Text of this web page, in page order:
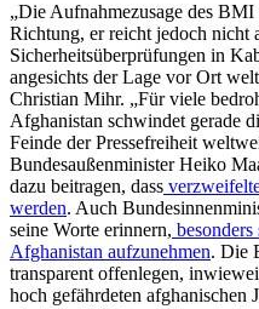
„Die Aufnahmezusage des
Richtung, er reicht jedoch nicht
Sicherheitsüberprüfungen in
angesichts der Lage vor Ort
Christian Mihr. „Für viele
Afghanistan schwindet gerade
Feinde der Pressefreiheit
Bundesaußenminister Heiko
dazu beitragen, dass
werden. Auch
seine Worte erinnern,
Afghanistan aufzunehmen. Die
transparent offenlegen,
hoch gefährdeten afghanischen